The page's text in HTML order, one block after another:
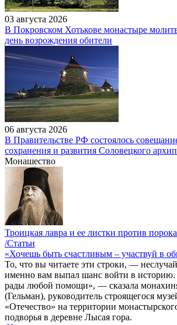
03 августа 2026
В Покровском Хотькове монастыре
день возрождения обители
06 августа 2026
В Правительстве РФ состоялось
сохранения и развития Соловецкого
Монашество
Троицкая лавра и ее листки против
/Статьи
«Хочешь быть счастливым – участвуй в
То, что вы читаете эти строки, —
именно вам выпал шанс войти в
рады любой помощи», — сказала
(Гельман), руководитель строящегося
«Отечество» на территории
подворья в деревне Лысая гора.